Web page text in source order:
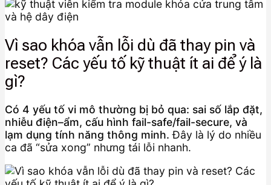
Vì sao khóa vẫn lỗi dù đã thay pin và
reset? Các yếu tố kỹ thuật ít ai để ý là
gì?
Có 4 yếu tố vi mô thường bị bỏ qua: sai số lắp đặt,
nhiễu điện–ẩm, cấu hình fail-safe/fail-secure, và
lạm dụng tính năng thông minh. Đây là lý do nhiều
ca đã “sửa xong” nhưng tái lỗi nhanh.